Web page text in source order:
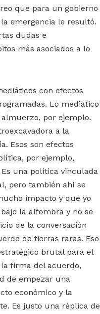
que para un gobierno
emergencia le resultó.
dudas e
más asociados a lo
con efectos
Lo mediático
por ejemplo.
a la
Esos son efectos
por ejemplo,
una política vinculada
pero también ahí se
impacto y que yo
la alfombra y no se
de la conversación
de tierras raras. Eso
brutal para el
firma del acuerdo,
de empezar una
económico y la
Es justo una réplica de